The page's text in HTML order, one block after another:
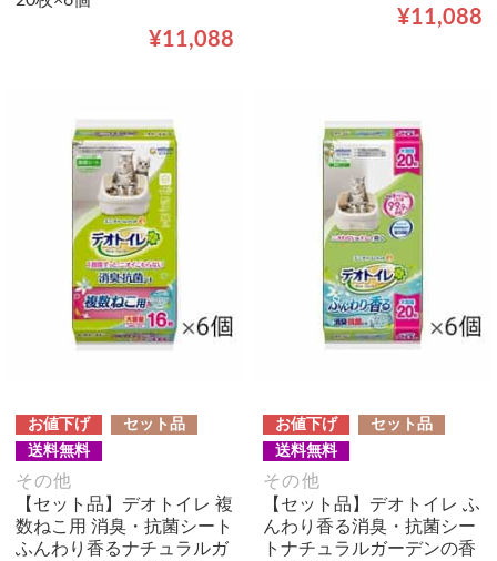
¥11,088
¥11,088
お値下げ
セット品
送料無料
その他
【セット品】デオトイレ 複
数ねこ用 消臭・抗菌シート
ふんわり香るナチュラルガ
お値下げ
セット品
送料無料
その他
【セット品】デオトイレ ふ
んわり香る消臭・抗菌シー
トナチュラルガーデンの香